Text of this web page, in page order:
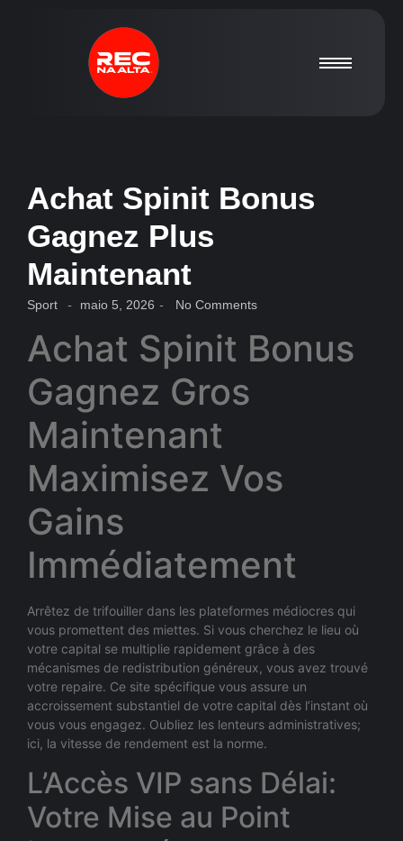
Achat Spinit Bonus
Gagnez Plus
Maintenant
Sport - maio 5, 2026 - No Comments
Achat Spinit Bonus
Gagnez Gros
Maintenant
Maximisez Vos
Gains
Immédiatement
Arrêtez de trifouiller dans les plateformes médiocres qui
vous promettent des miettes. Si vous cherchez le lieu où
votre capital se multiplie rapidement grâce à des
mécanismes de redistribution généreux, vous avez trouvé
votre repaire. Ce site spécifique vous assure un
accroissement substantiel de votre capital dès l’instant où
vous vous engagez. Oubliez les lenteurs administratives;
ici, la vitesse de rendement est la norme.
L’Accès VIP sans Délai:
Votre Mise au Point